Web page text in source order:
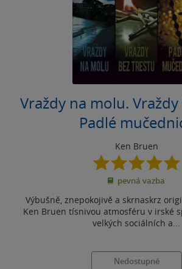
Vraždy na molu.
Padlé
Ken Bruen
5.0
z
5
pevná vazba
Výbušně, znepokojivě a skrnaskrz
Ken Bruen tísnivou atmosféru v irské
velkých sociálních a...
Nedostupné